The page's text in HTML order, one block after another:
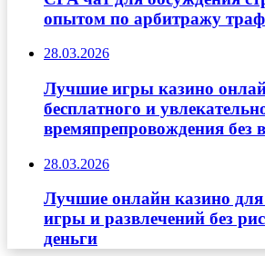
опытом по арбитражу
28.03.2026
Лучшие игры казино
бесплатного и
времяпрепровождения без
28.03.2026
Лучшие онлайн казино для
игры и развлечений без
деньги